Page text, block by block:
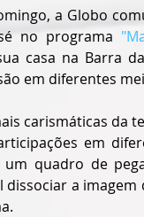
a Globo
no programa
casa na Barra
em diferentes
carismáticas da
em
quadro de
dissociar a